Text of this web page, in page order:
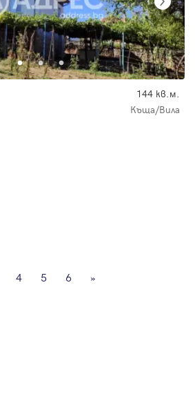
144 кв.м.
Къща/Вила
4 5 6 »